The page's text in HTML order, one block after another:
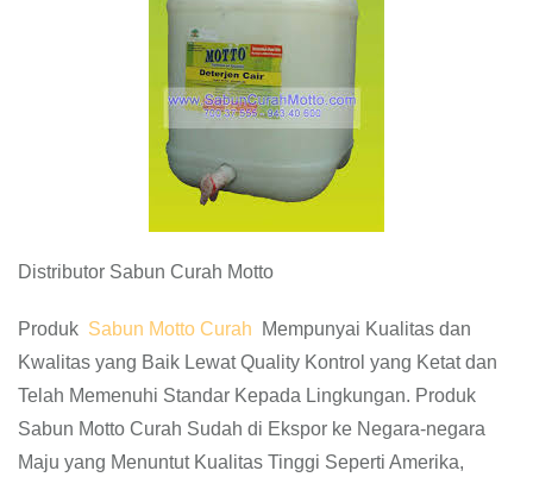
Distributor Sabun Curah Motto
Produk Sabun Motto Curah
Mempunyai Kualitas dan
Kwalitas yang Baik Lewat Quality Kontrol yang Ketat dan
Telah Memenuhi Standar Kepada Lingkungan. Produk
Sabun Motto Curah Sudah di Ekspor ke Negara-negara
Maju yang Menuntut Kualitas Tinggi Seperti Amerika,